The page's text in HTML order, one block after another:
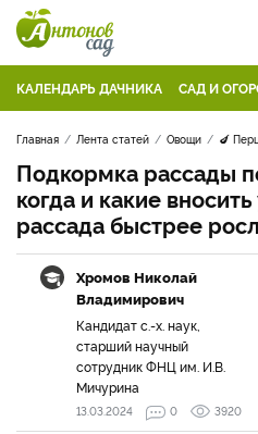
КАЛЕНДАРЬ ДАЧНИКА САД И
Главная Лента статей Овощи 🍆
Подкормка рассады
когда и какие
рассада быстрее
Хромов Николай
Владимирович
Кандидат с.-х. наук,
старший научный
сотрудник ФНЦ им. И.В.
Мичурина
13.03.2024 0 3920